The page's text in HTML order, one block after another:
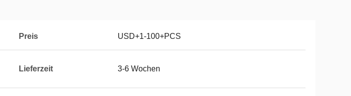
Preis USD+1-100+PCS
Lieferzeit 3-6 Wochen